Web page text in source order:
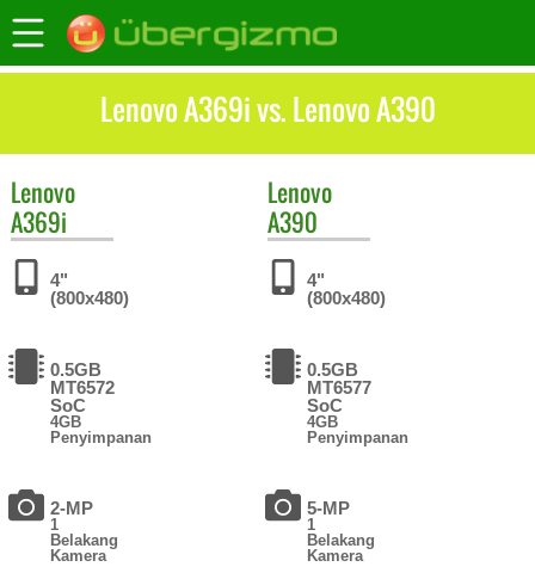
Lenovo A369i vs. Lenovo A390
Lenovo
A369i
4"
(800x480)
0.5GB
MT6572
SoC
4GB
Penyimpanan
2-MP
1
Belakang
Kamera
Lenovo
A390
4"
(800x480)
0.5GB
MT6577
SoC
4GB
Penyimpanan
5-MP
1
Belakang
Kamera